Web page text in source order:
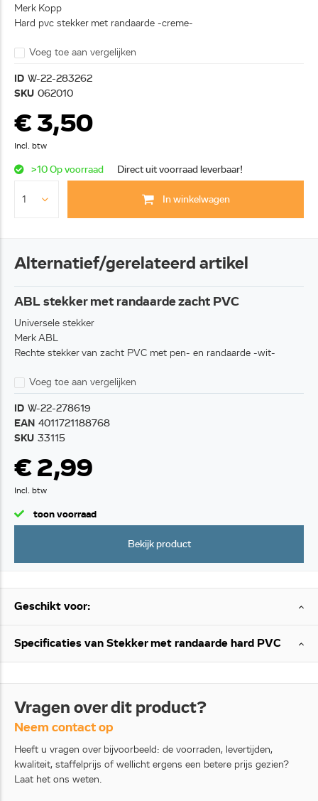
Merk Kopp
Hard pvc stekker met randaarde -creme-
Voeg toe aan vergelijken
ID W-22-283262
SKU 062010
€ 3,50
Incl. btw
>10 Op voorraad Direct uit voorraad leverbaar!
In winkelwagen
Alternatief/gerelateerd artikel
ABL stekker met randaarde zacht PVC
Universele stekker
Merk ABL
Rechte stekker van zacht PVC met pen- en randaarde -wit-
Voeg toe aan vergelijken
ID W-22-278619
EAN 4011721188768
SKU 33115
€ 2,99
Incl. btw
toon voorraad
Bekijk product
Geschikt voor:
Specificaties van Stekker met randaarde hard PVC
Vragen over dit product?
Neem contact op
Heeft u vragen over bijvoorbeeld: de voorraden, levertijden,
kwaliteit, staffelprijs of wellicht ergens een betere prijs gezien?
Laat het ons weten.